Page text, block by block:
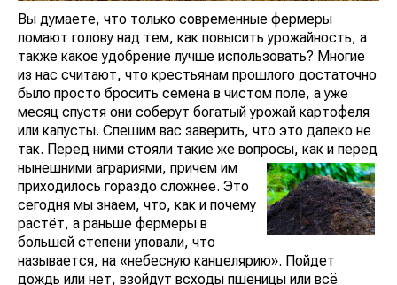
Вы думаете, что только современные фермеры
ломают голову над тем, как повысить урожайность, а
также какое удобрение лучше использовать? Многие
из нас считают, что крестьянам прошлого достаточно
было просто бросить семена в чистом поле, а уже
месяц спустя они соберут богатый урожай картофеля
или капусты. Спешим вас заверить, что это далеко не
так. Перед ними стояли такие же вопросы, как и перед
нынешними аграриями, причем им
приходилось гораздо сложнее. Это
сегодня мы знаем, что, как и почему
растёт, а раньше фермеры в
большей степени уповали, что
называется, на «небесную канцелярию». Пойдет
дождь или нет, взойдут всходы пшеницы или всё